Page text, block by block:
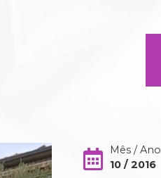
Mês / Ano
10 / 2016